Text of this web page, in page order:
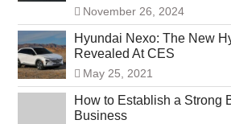
November 26, 2024
Hyundai Nexo: The New
Revealed At CES
May 25, 2021
How to Establish a Strong
Business